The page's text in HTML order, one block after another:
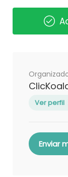
Ver perfil
Enviar